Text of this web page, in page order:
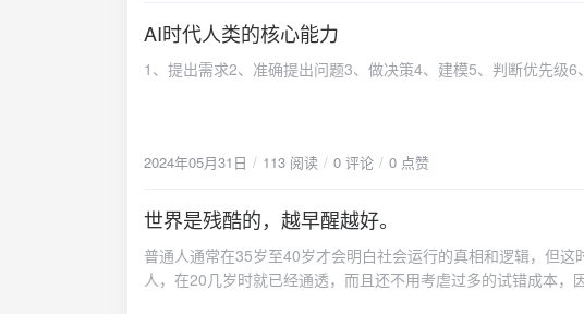
云、云硬盘、云数据库、文
其他优惠券叠加使用，每个
AI时代人类的核心能力
1、提出需求2、准确提出问题3、做决策4、建模5、判断优先级
2024年05月31日 113 阅读 0 评论 0 点赞
世界是残酷的，越早醒越好。
普通人通常在35岁至40岁才会明白社会运行的真相和逻辑，但
人，在20几岁时就已经通透，而且还不用考虐过多的试错成本